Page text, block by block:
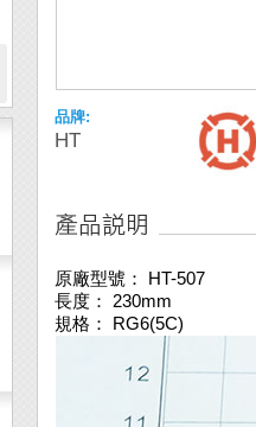
品牌:
HT
原廠型號： HT-507
長度： 230mm
規格： RG6(5C)